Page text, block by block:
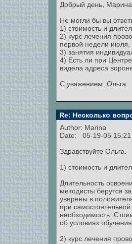
Добрый день,
Не могли бы вы
1) стоимость и
2) курс лечения
первой недели июля,
3) занятия
4) Есть ли при
видела адреса
С уважением, Ольга.
Re: Несколько
Author: Marina
Date: 05-19-05 15:21
Здравствуйте Ольга.
1) стоимость и
Длительность
методисты берутся
уверены в
при
необходимость.
об условиях
2) курс лечения